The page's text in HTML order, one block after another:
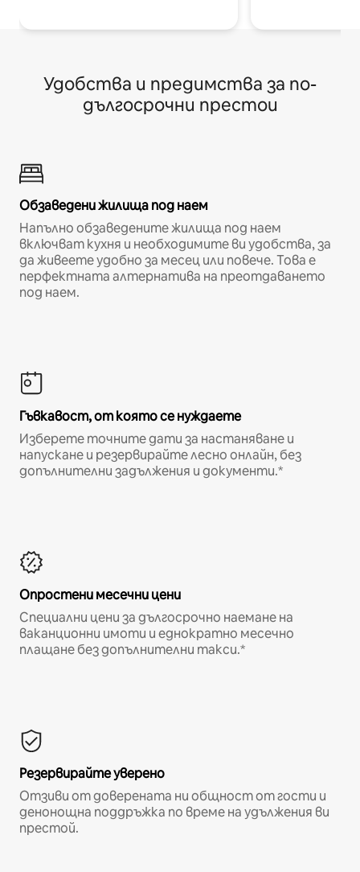
Удобства и предимства за по-
дългосрочни престои
Обзаведени жилища под наем
Напълно обзаведените жилища под наем
включват кухня и необходимите ви удобства, за
да живеете удобно за месец или повече. Това е
перфектната алтернатива на преотдаването
под наем.
Гъвкавост, от която се нуждаете
Изберете точните дати за настаняване и
напускане и резервирайте лесно онлайн, без
допълнителни задължения и документи.*
Опростени месечни цени
Специални цени за дългосрочно наемане на
ваканционни имоти и еднократно месечно
плащане без допълнителни такси.*
Резервирайте уверено
Отзиви от доверената ни общност от гости и
денонощна поддръжка по време на удължения ви
престой.